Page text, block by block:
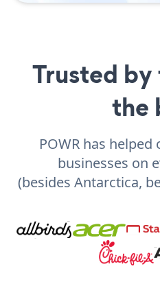
Trusted
the
POWR has
businesses on
(besides Antarctica,